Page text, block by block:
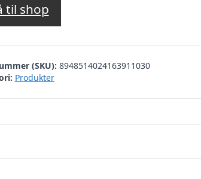
til shop
(SKU): 8948514024163911030
Produkter